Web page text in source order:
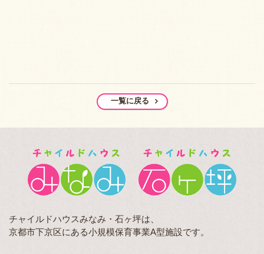
一覧に戻る
チャイルドハウスみなみ・石ヶ坪は、
京都市下京区にある小規模保育事業A型施設です。